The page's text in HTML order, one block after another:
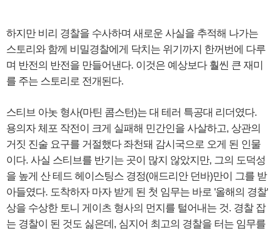
하지만 비리 경찰을 수사하며 새로운 사실을 추적해 나가는
스토리와 함께 비밀경찰에게 닥치는 위기까지 한꺼번에 다루
며 반전의 반전을 만들어낸다. 이것은 예상보다 훨씬 큰 재미
를 주는 스토리로 전개된다.
스티브 아놋 형사(마틴 콤스턴)는 대 테러 특공대 리더였다.
용의자 체포 작전이 크게 실패해 민간인을 사살하고, 상관의
거짓 진술 요구를 거절했다 좌천돼 감시국으로 오게 된 인물
이다. 사실 스티브를 반기는 곳이 많지 않았지만, 그의 도덕성
을 높게 산 테드 헤이스팅스 경정(애드리안 던바)만이 그를 받
아들였다. 도착하자 마자 받게 된 첫 임무는 바로 '올해의 경찰'
상을 수상한 토니 게이츠 형사의 먼지를 털어내는 것. 경찰 잡
는 경찰이 된 것도 싫은데, 심지어 최고의 경찰을 터는 임무를